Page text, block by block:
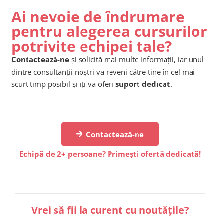
Ai nevoie de îndrumare
pentru alegerea cursurilor
potrivite echipei tale?
Contactează-ne și solicită mai multe informații, iar unul
dintre consultanții noștri va reveni către tine în cel mai
scurt timp posibil și îți va oferi suport dedicat.
Contactează-ne
Echipă de 2+ persoane? Primești ofertă dedicată!
Vrei să fii la curent cu noutățile?